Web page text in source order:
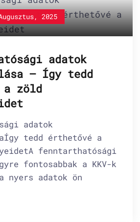
2025
adatok
– Így tedd
a zöld
adatok
tedd érthetővé a
fenntarthatósági
fontosabbak a KKV-k
nyers adatok ön